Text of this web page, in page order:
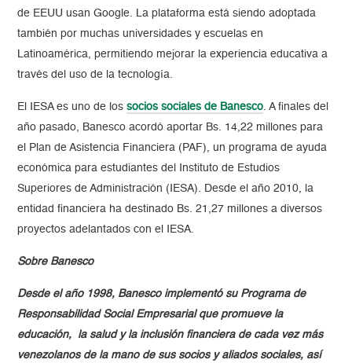
de EEUU usan Google. La plataforma está siendo adoptada
también por muchas universidades y escuelas en
Latinoamérica, permitiendo mejorar la experiencia educativa a
través del uso de la tecnología.
El IESA es uno de lossocios sociales de Banesco. A finales del
año pasado, Banesco acordó aportar Bs. 14,22 millones para
el Plan de Asistencia Financiera (PAF), un programa de ayuda
económica para estudiantes del Instituto de Estudios
Superiores de Administración (IESA). Desde el año 2010, la
entidad financiera ha destinado Bs. 21,27 millones a diversos
proyectos adelantados con el IESA.
Sobre Banesco
Desde el año 1998, Banesco implementó su Programa de
Responsabilidad Social Empresarial que promueve la
educación, la salud y la inclusión financiera de cada vez más
venezolanos de la mano de sus socios y aliados sociales, así